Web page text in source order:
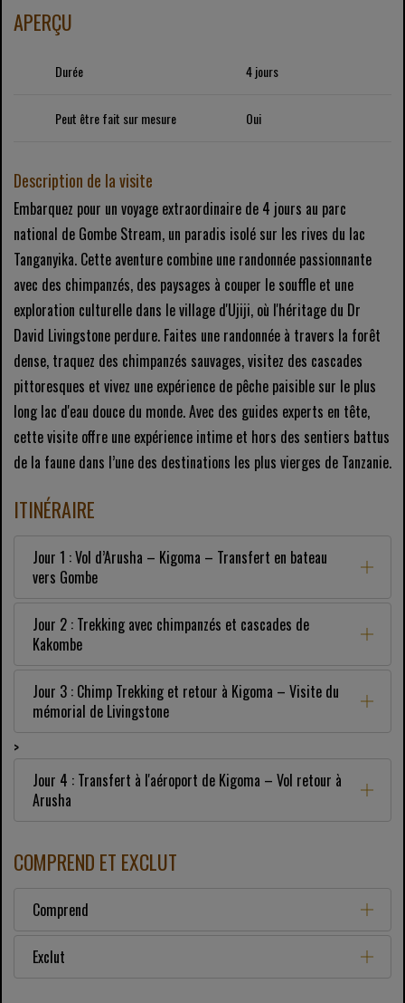
APERÇU
Durée 4 jours
Peut être fait sur mesure Oui
Description de la visite
Embarquez pour un voyage extraordinaire de 4 jours au parc
national de Gombe Stream, un paradis isolé sur les rives du lac
Tanganyika. Cette aventure combine une randonnée passionnante
avec des chimpanzés, des paysages à couper le souffle et une
exploration culturelle dans le village d'Ujiji, où l'héritage du Dr
David Livingstone perdure. Faites une randonnée à travers la forêt
dense, traquez des chimpanzés sauvages, visitez des cascades
pittoresques et vivez une expérience de pêche paisible sur le plus
long lac d'eau douce du monde. Avec des guides experts en tête,
cette visite offre une expérience intime et hors des sentiers battus
de la faune dans l’une des destinations les plus vierges de Tanzanie.
ITINÉRAIRE
Jour 1 : Vol d’Arusha – Kigoma – Transfert en bateau
vers Gombe
Jour 2 : Trekking avec chimpanzés et cascades de
Kakombe
Jour 3 : Chimp Trekking et retour à Kigoma – Visite du
mémorial de Livingstone
>
Jour 4 : Transfert à l'aéroport de Kigoma – Vol retour à
Arusha
COMPREND ET EXCLUT
Comprend
Exclut